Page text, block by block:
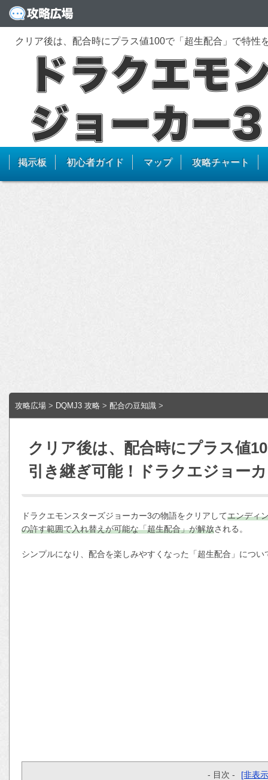
クリア後は、配合時にプラス値100で「超生配合」で特性
掲示板 初心者ガイド マップ 攻略チャート
攻略広場 > DQMJ3 攻略 > 配合の豆知識 >
クリア後は、配合時にプラス値
引き継ぎ可能！ドラクエジョー
ドラクエモンスターズジョーカー3の物語をクリアしてエンディ
の許す範囲で入れ替えが可能な「超生配合」が解放される。
シンプルになり、配合を楽しみやすくなった「超生配合」につい
- 目次 - [非表